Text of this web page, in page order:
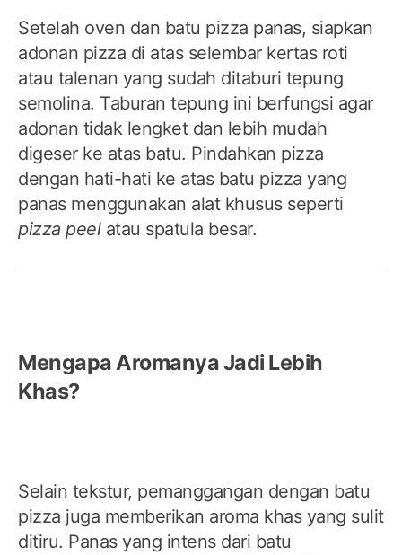
Setelah oven dan batu pizza panas, siapkan
adonan pizza di atas selembar kertas roti
atau talenan yang sudah ditaburi tepung
semolina. Taburan tepung ini berfungsi agar
adonan tidak lengket dan lebih mudah
digeser ke atas batu. Pindahkan pizza
dengan hati-hati ke atas batu pizza yang
panas menggunakan alat khusus seperti
pizza peelatau spatula besar.
Mengapa Aromanya Jadi Lebih
Khas?
Selain tekstur, pemanggangan dengan batu
pizza juga memberikan aroma khas yang sulit
ditiru. Panas yang intens dari batu